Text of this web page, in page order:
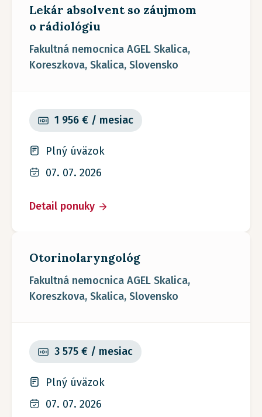
Lekár absolvent so záujmom
o rádiológiu
Fakultná nemocnica AGEL Skalica,
Koreszkova, Skalica, Slovensko
Plný úväzok
1 956 € / mesiac
Detail ponuky
07. 07. 2026
Otorinolaryngológ
Fakultná nemocnica AGEL Skalica,
Koreszkova, Skalica, Slovensko
Plný úväzok
3 575 € / mesiac
07. 07. 2026